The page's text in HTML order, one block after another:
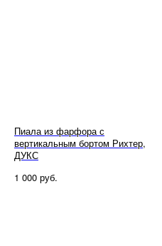
Пиала из фарфора с
вертикальным бортом Рихтер,
ДУКС
1 000 руб.